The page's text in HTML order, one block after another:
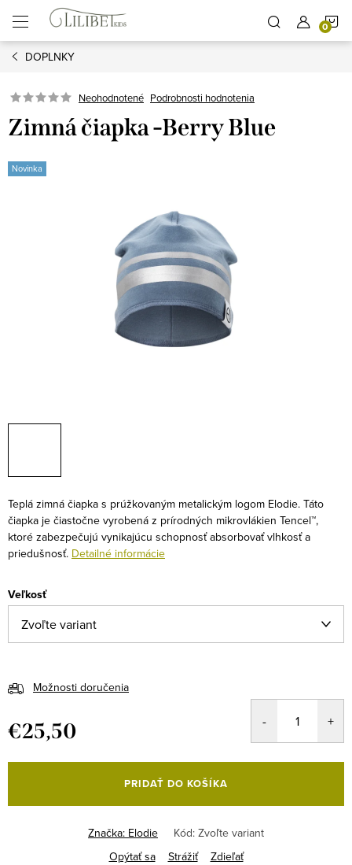
obsah
DOPLNKY
Neohodnotené Podrobnosti hodnotenia
Zimná čiapka -Berry Blue
Novinka
Teplá zimná čiapka s prúžkovaným metalickým logom Elodie. Táto
čiapka je čiastočne vyrobená z prírodných mikrovlákien Tencel™,
ktoré zabezpečujú vynikajúcu schopnosť absorbovať vlhkosť a
priedušnosť. Detailné informácie
Veľkosť
Možnosti doručenia
€25,50
cena:
PRIDAŤ DO KOŠÍKA
Značka: Elodie Kód: Zvoľte variant
Opýtať sa
Strážiť Zdieľať